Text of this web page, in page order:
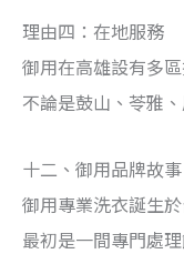
理由四：在地服務
御用在高雄設有多區
不論是鼓山、苓雅
十二、御用品牌故
御用專業洗衣誕生於
最初是一間專門處